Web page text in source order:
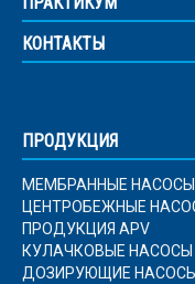
7 + 2 =
This site is protected
PolicyandTerms of
КОНТАКТЫ
ПРОДУКЦИЯ
МЕМБРАННЫЕ НАСОСЫ
ЦЕНТРОБЕЖНЫЕ
ПРОДУКЦИЯ APV
КУЛАЧКОВЫЕ НАСОСЫ
ДОЗИРУЮЩИЕ НАСОСЫ